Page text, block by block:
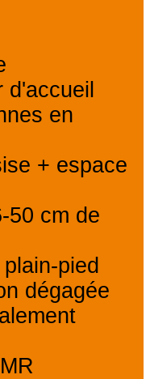
d'accueil
en
+ espace
50 cm de
pied
dégagée